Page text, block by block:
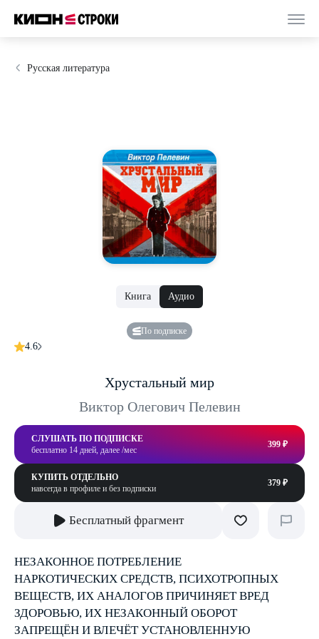
Русская литература
Книга Аудио
По подписке
4.6
Хрустальный мир
Виктор Олегович Пелевин
СЛУШАТЬ ПО ПОДПИСКЕ
бесплатно 14 дней, далее /мес
399 ₽
КУПИТЬ ОТДЕЛЬНО
навсегда в профиле и без подписки
379 ₽
Бесплатный фрагмент
НЕЗАКОННОЕ ПОТРЕБЛЕНИЕ
НАРКОТИЧЕСКИХ СРЕДСТВ, ПСИХОТРОПНЫХ
ВЕЩЕСТВ, ИХ АНАЛОГОВ ПРИЧИНЯЕТ ВРЕД
ЗДОРОВЬЮ, ИХ НЕЗАКОННЫЙ ОБОРОТ
ЗАПРЕЩЁН И ВЛЕЧЁТ УСТАНОВЛЕННУЮ